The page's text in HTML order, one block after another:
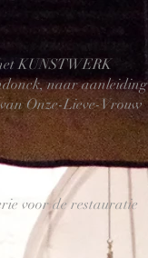
KUNSTWERK
naar aanleiding
Onze-Lieve-Vrouw
voor de restauratie